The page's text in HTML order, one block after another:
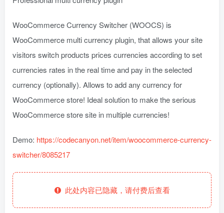
WooCommerce Currency Switcher (WOOCS) is
WooCommerce multi currency plugin, that allows your site
visitors switch products prices currencies according to set
currencies rates in the real time and pay in the selected
currency (optionally). Allows to add any currency for
WooCommerce store! Ideal solution to make the serious
WooCommerce store site in multiple currencies!
Demo: https://codecanyon.net/item/woocommerce-currency-
switcher/8085217
此处内容已隐藏，请付费后查看